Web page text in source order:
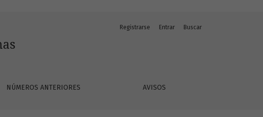
NÚMEROS ANTERIORES AVISOS
Registrarse Entrar Buscar